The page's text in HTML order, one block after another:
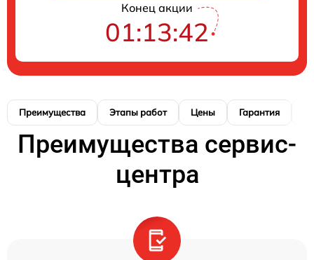
Конец акции
01:13:41
Преимущества Этапы работ Цены Гарантия
Преимущества сервис-
центра